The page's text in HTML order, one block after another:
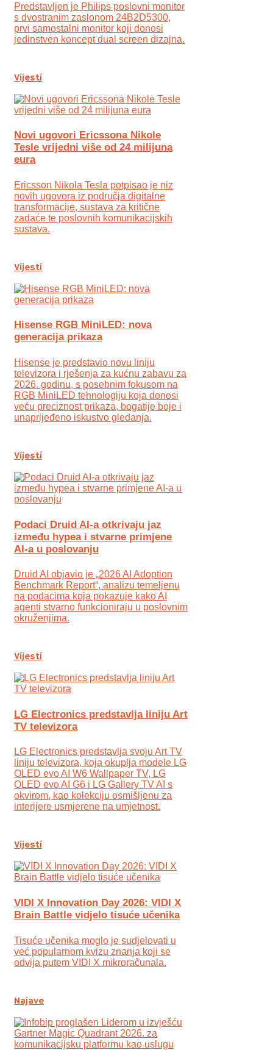
Predstavljen je Philips poslovni monitor
s dvostranim zaslonom 24B2D5300,
prvi samostalni monitor koji donosi
jedinstven koncept dual screen dizajna.
Vijesti
Novi ugovori Ericssona Nikole
Tesle vrijedni više od 24 milijuna
eura
Ericsson Nikola Tesla potpisao je niz
novih ugovora iz područja digitalne
transformacije, sustava za kritične
zadaće te poslovnih komunikacijskih
sustava.
Vijesti
Hisense RGB MiniLED: nova
generacija prikaza
Hisense je predstavio novu liniju
televizora i rješenja za kućnu zabavu za
2026. godinu, s posebnim fokusom na
RGB MiniLED tehnologiju koja donosi
veću preciznost prikaza, bogatije boje i
unaprijeđeno iskustvo gledanja.
Vijesti
Podaci Druid AI-a otkrivaju jaz
između hypea i stvarne primjene
AI-a u poslovanju
Druid AI objavio je „2026 AI Adoption
Benchmark Report“, analizu temeljenu
na podacima koja pokazuje kako AI
agenti stvarno funkcioniraju u poslovnim
okruženjima.
Vijesti
LG Electronics predstavlja liniju Art
TV televizora
LG Electronics predstavlja svoju Art TV
liniju televizora, koja okuplja modele LG
OLED evo AI W6 Wallpaper TV, LG
OLED evo AI G6 i LG Gallery TV AI s
okvirom, kao kolekciju osmišljenu za
interijere usmjerene na umjetnost.
Vijesti
VIDI X Innovation Day 2026: VIDI X
Brain Battle vidjelo tisuće učenika
Tisuće učenika moglo je sudjelovati u
već popularnom kvizu znanja koji se
odvija putem VIDI X mikroračunala.
Najave